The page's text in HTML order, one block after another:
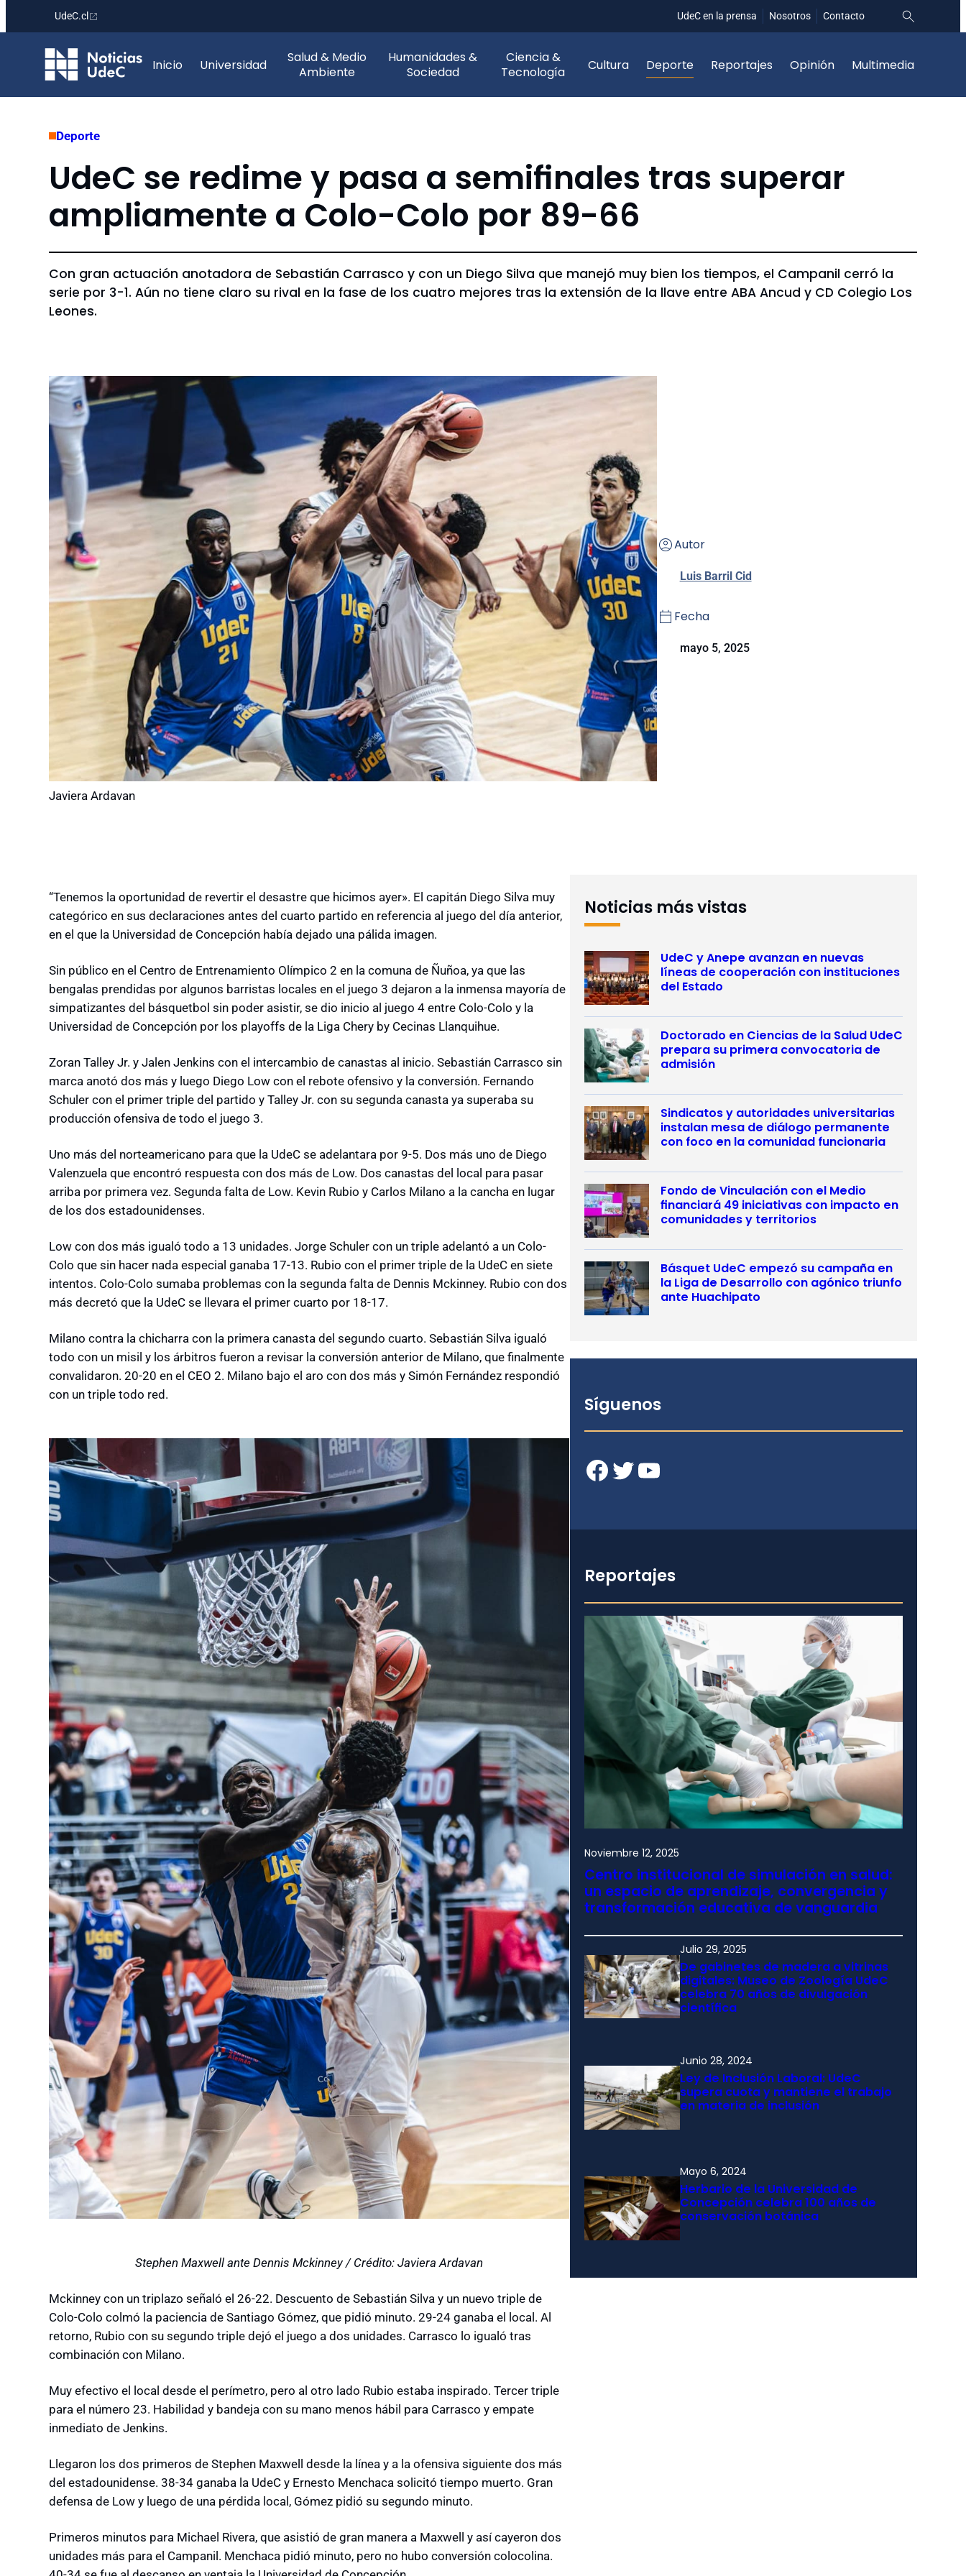
contenido
UdeC.cl UdeC en la prensa Nosotros Contacto
Inicio Universidad
Salud & Medio
Ambiente
Humanidades &
Sociedad
Ciencia &
Tecnología
Cultura Deporte Reportajes Opinión Multimedia
Deporte
UdeC se redime y pasa a semifinales tras superar
ampliamente a Colo-Colo por 89-66
Con gran actuación anotadora de Sebastián Carrasco y con un Diego Silva que manejó muy bien los tiempos, el Campanil cerró la
serie por 3-1. Aún no tiene claro su rival en la fase de los cuatro mejores tras la extensión de la llave entre ABA Ancud y CD Colegio Los
Leones.
Javiera Ardavan
Autor
Luis Barril Cid
Fecha
mayo 5, 2025
“Tenemos la oportunidad de revertir el desastre que hicimos ayer». El capitán Diego Silva muy
categórico en sus declaraciones antes del cuarto partido en referencia al juego del día anterior,
en el que la Universidad de Concepción había dejado una pálida imagen.
Sin público en el Centro de Entrenamiento Olímpico 2 en la comuna de Ñuñoa, ya que las
bengalas prendidas por algunos barristas locales en el juego 3 dejaron a la inmensa mayoría de
simpatizantes del básquetbol sin poder asistir, se dio inicio al juego 4 entre Colo-Colo y la
Universidad de Concepción por los playoffs de la Liga Chery by Cecinas Llanquihue.
Zoran Talley Jr. y Jalen Jenkins con el intercambio de canastas al inicio. Sebastián Carrasco sin
marca anotó dos más y luego Diego Low con el rebote ofensivo y la conversión. Fernando
Schuler con el primer triple del partido y Talley Jr. con su segunda canasta ya superaba su
producción ofensiva de todo el juego 3.
Uno más del norteamericano para que la UdeC se adelantara por 9-5. Dos más uno de Diego
Valenzuela que encontró respuesta con dos más de Low. Dos canastas del local para pasar
arriba por primera vez. Segunda falta de Low. Kevin Rubio y Carlos Milano a la cancha en lugar
de los dos estadounidenses.
Low con dos más igualó todo a 13 unidades. Jorge Schuler con un triple adelantó a un Colo-
Colo que sin hacer nada especial ganaba 17-13. Rubio con el primer triple de la UdeC en siete
intentos. Colo-Colo sumaba problemas con la segunda falta de Dennis Mckinney. Rubio con dos
más decretó que la UdeC se llevara el primer cuarto por 18-17.
Milano contra la chicharra con la primera canasta del segundo cuarto. Sebastián Silva igualó
todo con un misil y los árbitros fueron a revisar la conversión anterior de Milano, que finalmente
convalidaron. 20-20 en el CEO 2. Milano bajo el aro con dos más y Simón Fernández respondió
con un triple todo red.
Stephen Maxwell ante Dennis Mckinney / Crédito: Javiera Ardavan
Mckinney con un triplazo señaló el 26-22. Descuento de Sebastián Silva y un nuevo triple de
Colo-Colo colmó la paciencia de Santiago Gómez, que pidió minuto. 29-24 ganaba el local. Al
retorno, Rubio con su segundo triple dejó el juego a dos unidades. Carrasco lo igualó tras
combinación con Milano.
Muy efectivo el local desde el perímetro, pero al otro lado Rubio estaba inspirado. Tercer triple
para el número 23. Habilidad y bandeja con su mano menos hábil para Carrasco y empate
inmediato de Jenkins.
Llegaron los dos primeros de Stephen Maxwell desde la línea y a la ofensiva siguiente dos más
del estadounidense. 38-34 ganaba la UdeC y Ernesto Menchaca solicitó tiempo muerto. Gran
defensa de Low y luego de una pérdida local, Gómez pidió su segundo minuto.
Primeros minutos para Michael Rivera, que asistió de gran manera a Maxwell y así cayeron dos
unidades más para el Campanil. Menchaca pidió minuto, pero no hubo conversión colocolina.
Noticias más vistas
UdeC y Anepe avanzan en nuevas
líneas de cooperación con instituciones
del Estado
Doctorado en Ciencias de la Salud UdeC
prepara su primera convocatoria de
admisión
Sindicatos y autoridades universitarias
instalan mesa de diálogo permanente
con foco en la comunidad funcionaria
Fondo de Vinculación con el Medio
financiará 49 iniciativas con impacto en
comunidades y territorios
Básquet UdeC empezó su campaña en
la Liga de Desarrollo con agónico triunfo
ante Huachipato
Síguenos
Facebook Twitter YouTube
Reportajes
Noviembre 12, 2025
Centro institucional de simulación en salud:
un espacio de aprendizaje, convergencia y
transformación educativa de vanguardia
Julio 29, 2025
De gabinetes de madera a vitrinas
digitales: Museo de Zoología UdeC
celebra 70 años de divulgación
científica
Junio 28, 2024
Ley de Inclusión Laboral: UdeC
supera cuota y mantiene el trabajo
en materia de inclusión
Mayo 6, 2024
Herbario de la Universidad de
Concepción celebra 100 años de
conservación botánica